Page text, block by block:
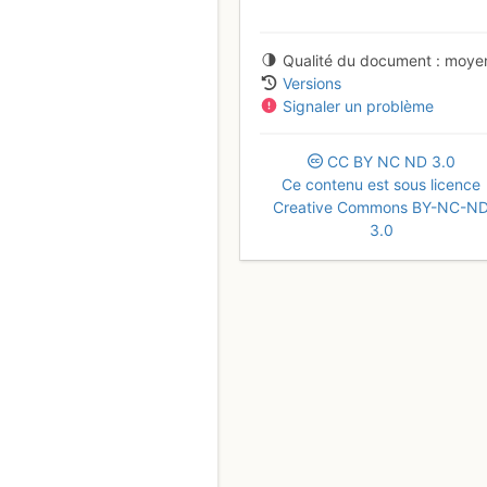
Qualité du document
Versions
Signaler un problème
CC BY NC ND 3.0
Ce contenu est sous licence
Creative Commons BY-NC-
3.0